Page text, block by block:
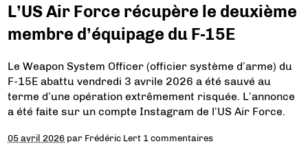
L’US Air Force récupère le deuxième
membre d’équipage du F-15E
Le Weapon System Officer (officier système d’arme) du
F-15E abattu vendredi 3 avrile 2026 a été sauvé au
terme d’une opération extrêmement risquée. L’annonce
a été faite sur un compte Instagram de l’US Air Force.
05 avril 2026 par Frédéric Lert 1 commentaires